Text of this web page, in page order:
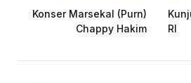
Konser Marsekal (Purn)
Chappy Hakim
RI